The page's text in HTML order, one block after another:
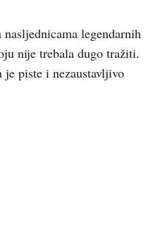
legendarnih
nije trebala dugo tražiti.
piste i nezaustavljivo